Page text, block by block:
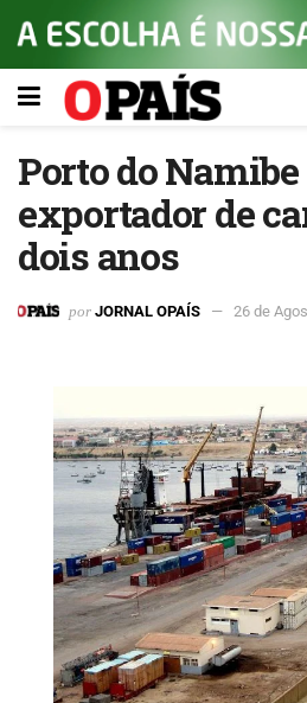
Porto do
exportador de
dois anos
por JORNAL OPAÍS 26 de